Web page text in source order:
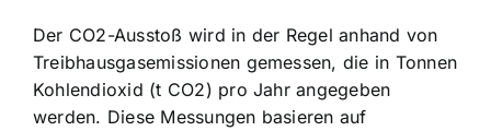
Der CO2-Ausstoß wird in der Regel anhand von
Treibhausgasemissionen gemessen, die in Tonnen
Kohlendioxid (t CO2) pro Jahr angegeben
werden. Diese Messungen basieren auf